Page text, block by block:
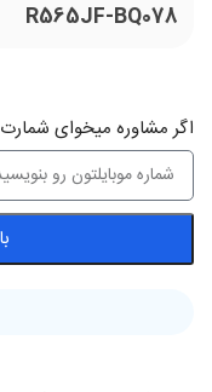
R565JF-BQ078
اگر‌ مشاوره میخوای شمارت